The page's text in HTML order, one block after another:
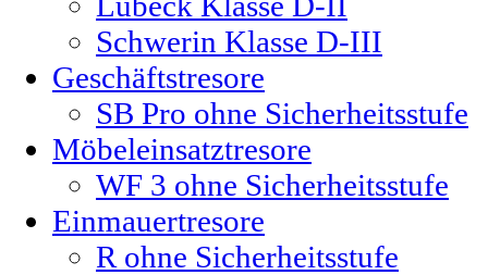
Schwerin Klasse D-III
Geschäftstresore
SB Pro ohne Sicherheitsstufe
Möbeleinsatztresore
WF 3 ohne Sicherheitsstufe
Einmauertresore
R ohne Sicherheitsstufe